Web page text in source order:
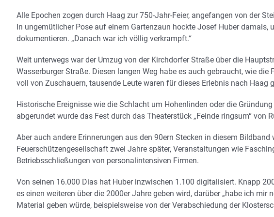
Alle Epochen zogen durch Haag zur 750-Jahr-Feier, angefangen von der
In ungemütlicher Pose auf einem Gartenzaun hockte Josef Huber damals,
dokumentieren. „Danach war ich völlig verkrampft.“
Weit unterwegs war der Umzug von der Kirchdorfer Straße über die
Wasserburger Straße. Diesen langen Weg habe es auch gebraucht, wie
voll von Zuschauern, tausende Leute waren für dieses Erlebnis nach Haag
Historische Ereignisse wie die Schlacht um Hohenlinden oder die
abgerundet wurde das Fest durch das Theaterstück „Feinde ringsum“ von
Aber auch andere Erinnerungen aus den 90ern Stecken in diesem
Feuerschützengesellschaft zwei Jahre später, Veranstaltungen wie
Betriebsschließungen von personalintensiven Firmen.
Von seinen 16.000 Dias hat Huber inzwischen 1.100 digitalisiert. Knapp
es einen weiteren über die 2000er Jahre geben wird, darüber „habe ich mir
Material geben würde, beispielsweise von der Verabschiedung der